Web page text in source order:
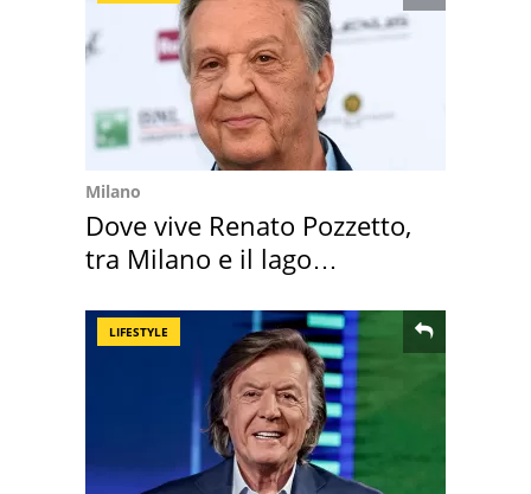
Milano
Dove vive Renato Pozzetto,
tra Milano e il lago
LIFESTYLE